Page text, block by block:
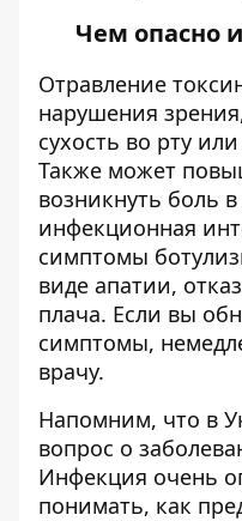
Чем опасно
Отравление
нарушения
сухость во рту
Также может
возникнуть боль
инфекционная
симптомы
виде апатии,
плача. Если вы
симптомы,
врачу.
Напомним, что в
вопрос о
Инфекция очень
понимать, как